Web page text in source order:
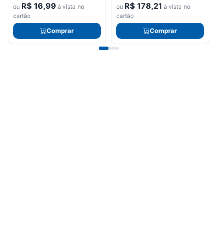
ou R$ 16,99 à vista no
cartão
Comprar
ou R$ 178,21 à vista no
cartão
Comprar